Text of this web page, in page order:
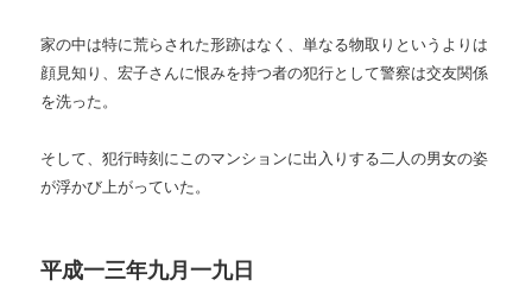
家の中は特に荒らされた形跡はなく、単なる物取りというよりは
顔見知り、宏子さんに恨みを持つ者の犯行として警察は交友関係
を洗った。
そして、犯行時刻にこのマンションに出入りする二人の男女の姿
が浮かび上がっていた。
平成一三年九月一九日